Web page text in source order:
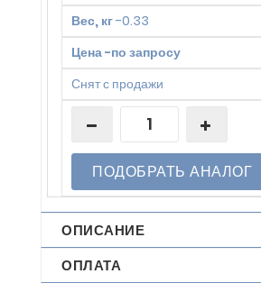
Вес, кг-0.33
Цена-по запросу
Снят с продажи
ПОДОБРАТЬ АНАЛОГ
ОПИСАНИЕ
ОПЛАТА